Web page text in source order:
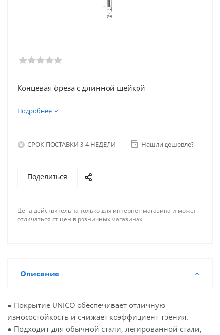
Концевая фреза с длинной шейкой
Подробнее
СРОК ПОСТАВКИ 3-4 НЕДЕЛИ Нашли дешевле?
Поделиться
Цена действительна только для интернет-магазина и может
отличаться от цен в розничных магазинах
Описание
● Покрытие UNICO обеспечивает отличную
износостойкость и снижает коэффициент трения.
● Подходит для обычной стали, легированной стали,